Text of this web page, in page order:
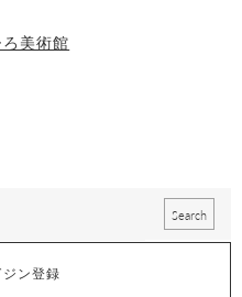
美術館
ン登録